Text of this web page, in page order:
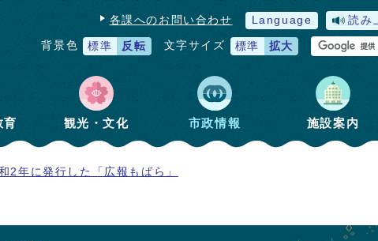
各課へのお問い合わせ Language 読み
背景色 標準 反転 文字サイズ 標準 拡大
育 観光・文化 市政情報 施設案内
2年に発行した「広報もばら」